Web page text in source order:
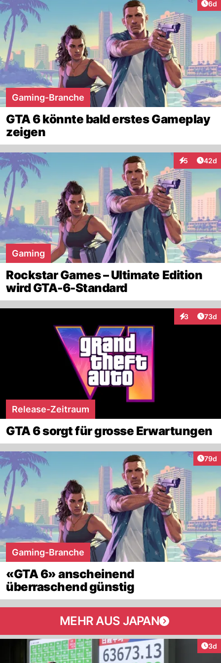
6d
Gaming-Branche
GTA 6 könnte bald erstes Gameplay
zeigen
5
Interaktionen
42d
Gaming
Rockstar Games – Ultimate Edition
wird GTA-6-Standard
3
Interaktionen
73d
Release-Zeitraum
GTA 6 sorgt für grosse Erwartungen
79d
Gaming-Branche
«GTA 6» anscheinend
überraschend günstig
MEHR AUS JAPAN
3d